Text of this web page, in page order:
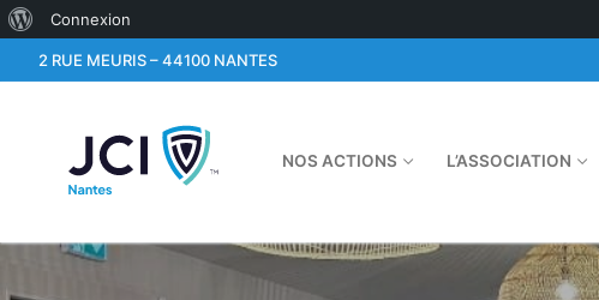
propos
WordPress
Connexion
au
2 RUE MEURIS – 44100 NANTES
NOS ACTIONS L’ASSOCIATION